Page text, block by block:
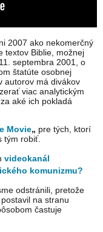
2007 ako nekomerčný
textov Biblie, možnej
septembra 2001, o
štatúte osobnej
autorov má divákov
viac analytickým
aké ich pokladá
Movie„ pre tých, ktorí
tým robiť.
videokanál
komunizmu?
odstránili, pretože
na stranu
častuje